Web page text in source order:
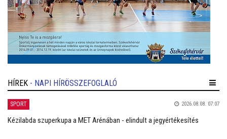
HÍREK - NAPI HÍRÖSSZEFOGLALÓ
SPORT 2026.08.08. 07:07
Kézilabda szuperkupa a MET Arénában - elindult a jegyértékesítés